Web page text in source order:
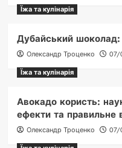
Їжа та кулінарія
Дубайський шоколад:
Олександр Троценко
07/
Їжа та кулінарія
Авокадо користь:
ефекти та правильне
Олександр Троценко
07/